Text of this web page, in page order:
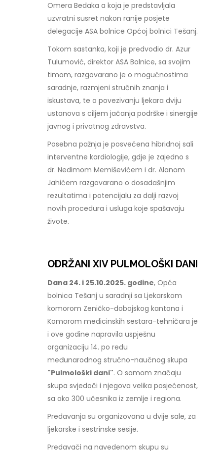
Omera Bedaka a koja je predstavljala
uzvratni susret nakon ranije posjete
delegacije ASA bolnice Općoj bolnici Tešanj.
Tokom sastanka, koji je predvodio dr. Azur
Tulumović, direktor ASA Bolnice, sa svojim
timom, razgovarano je o mogućnostima
saradnje, razmjeni stručnih znanja i
iskustava, te o povezivanju ljekara dviju
ustanova s ciljem jačanja podrške i sinergije
javnog i privatnog zdravstva.
Posebna pažnja je posvećena hibridnoj sali
interventne kardiologije, gdje je zajedno s
dr. Nedimom Memiševićem i dr. Alanom
Jahićem razgovarano o dosadašnjim
rezultatima i potencijalu za dalji razvoj
novih procedura i usluga koje spašavaju
živote.
ODRŽANI XIV PULMOLOŠKI DANI
Dana 24. i 25.10.2025. godine, Opća
bolnica Tešanj u saradnji sa Ljekarskom
komorom Zeničko-dobojskog kantona i
Komorom medicinskih sestara-tehničara je
i ove godine napravila uspješnu
organizaciju 14. po redu
međunarodnog stručno-naučnog skupa
"Pulmološki dani". O samom značaju
skupa svjedoči i njegova velika posjećenost,
sa oko 300 učesnika iz zemlje i regiona.
Predavanja su organizovana u dvije sale, za
ljekarske i sestrinske sesije.
Predavači na navedenom skupu su